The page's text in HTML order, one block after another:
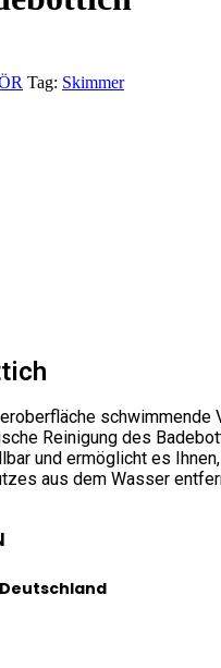
Tag: Skimmer
schwimmende
Reinigung des
und ermöglicht es
aus dem Wasser